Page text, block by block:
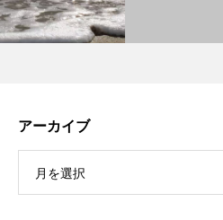
アーカイブ
月を選択